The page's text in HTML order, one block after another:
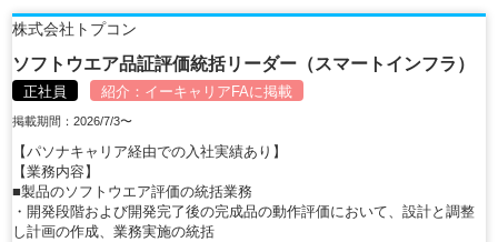
株式会社トプコン
ソフトウエア品証評価統括リーダー（スマートインフラ）
正社員 紹介： イーキャリアFAに掲載
掲載期間：2026/7/3〜
【パソナキャリア経由での入社実績あり】
【業務内容】
■製品のソフトウエア評価の統括業務
・開発段階および開発完了後の完成品の動作評価において、設計と調整
し計画の作成、業務実施の統括